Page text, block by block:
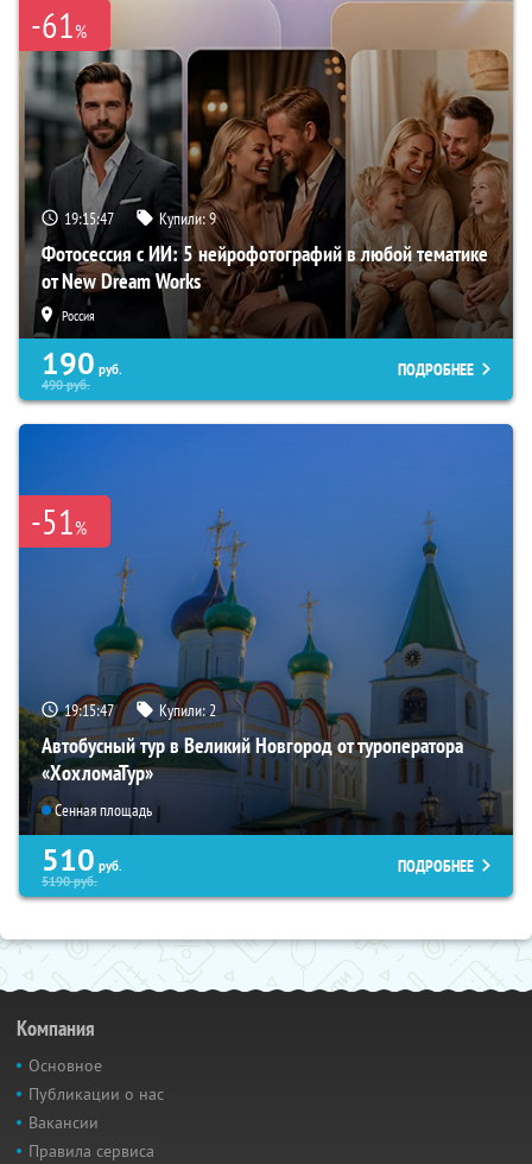
-61%
19:15:45 Купили:9
Фотосессия с ИИ: 5 нейрофотографий в любой тематике
от New Dream Works
Россия
190 руб.
490руб.
ПОДРОБНЕЕ
-51%
19:15:45 Купили:2
Автобусный тур в Великий Новгород от туроператора
«ХохломаТур»
Сенная площадь
510 руб.
5190руб.
ПОДРОБНЕЕ
Компания
Основное
Публикации о нас
Вакансии
Правила сервиса